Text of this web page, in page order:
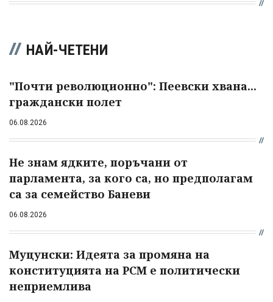
НАЙ-ЧЕТЕНИ
"Почти революционно": Пеевски хвана...
граждански полет
06.08.2026
Не знам ядките, поръчани от
парламента, за кого са, но предполагам
са за семейство Баневи
06.08.2026
Муцунски: Идеята за промяна на
конституцията на РСМ е политически
неприемлива